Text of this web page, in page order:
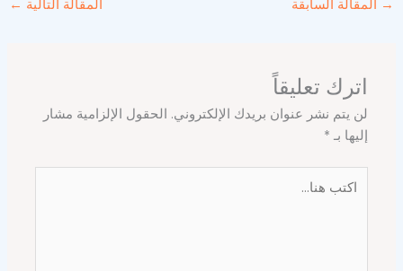
→ المقالة السابقة المقالة التالية ←
اترك تعليقاً
لن يتم نشر عنوان بريدك الإلكتروني. الحقول الإلزامية مشار
إليها بـ *
هنا...